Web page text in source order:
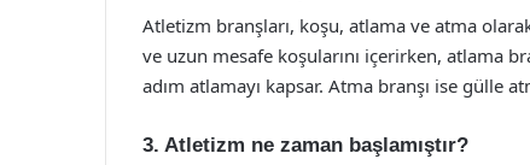
Atletizm branşları, koşu, atlama ve atma
ve uzun mesafe koşularını içerirken, atlama
adım atlamayı kapsar. Atma branşı ise gülle
3. Atletizm ne zaman başlamıştır?